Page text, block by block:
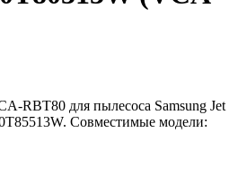
RBT80 для пылесоса Samsung Jet
Совместимые модели: